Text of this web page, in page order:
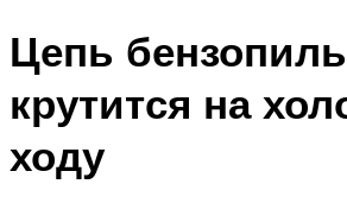
Цепь
крутится на
ходу